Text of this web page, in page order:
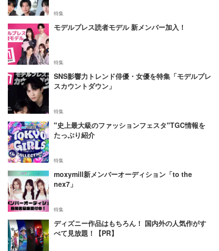
特集
モデルプレス読者モデル 新メンバー加入！
特集
SNS影響力トレンド俳優・女優を特集「モデルプレ
スカウントダウン」
特集
"史上最大級のファッションフェスタ"TGC情報を
たっぷり紹介
特集
moxymill新メンバーオーディション「to the
nex7」
特集
ディズニー作品はもちろん！ 国内外の人気作がす
べて見放題！【PR】